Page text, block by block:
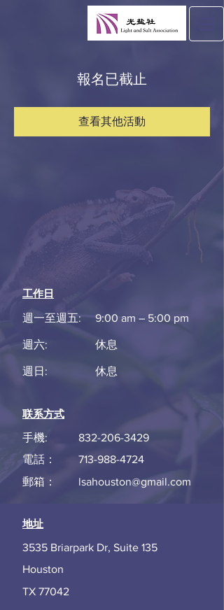
報名已截止
查看其他活動
工作日
週一至週五: 9:00 am – 5:00 pm
週六: ​休息
週日: 休息
联系方式
手機:
電話：
郵箱：
832-206-3429
713-988-4724
lsahouston@gmail.com
地址
3535 Briarpark Dr, Suite 135
Houston
TX 77042